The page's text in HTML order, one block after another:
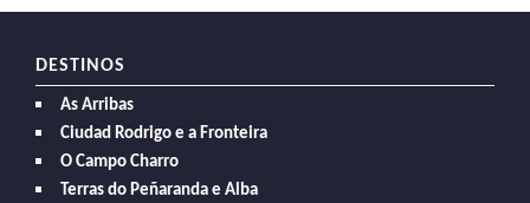
DESTINOS
As Arribas
Ciudad Rodrigo e a Fronteira
O Campo Charro
Terras do Peñaranda e Alba